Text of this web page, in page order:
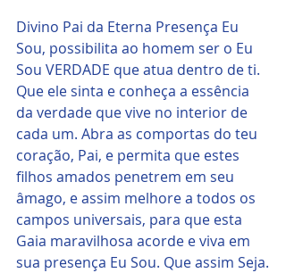
Divino Pai da Eterna Presença Eu
Sou, possibilita ao homem ser o Eu
Sou VERDADE que atua dentro de ti.
Que ele sinta e conheça a essência
da verdade que vive no interior de
cada um. Abra as comportas do teu
coração, Pai, e permita que estes
filhos amados penetrem em seu
âmago, e assim melhore a todos os
campos universais, para que esta
Gaia maravilhosa acorde e viva em
sua presença Eu Sou. Que assim Seja.